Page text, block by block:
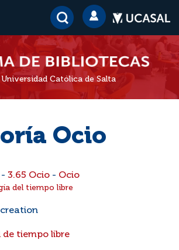
Universidad Católica de Salta
Ocio
- 3.65 Ocio - Ocio
del tiempo libre
tiempo libre